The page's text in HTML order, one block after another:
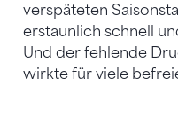
verspäteten
erstaunlich schnell
Und der fehlende
wirkte für viele